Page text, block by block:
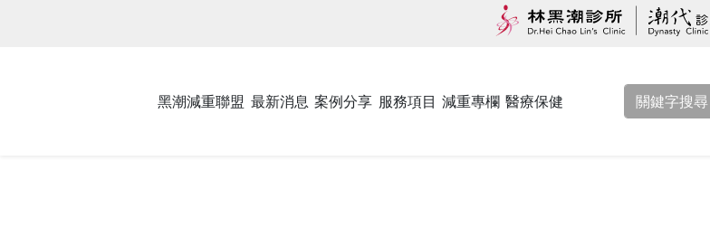
黑潮減重聯盟 最新消息 案例分享 服務項目 減重專欄 醫療保健